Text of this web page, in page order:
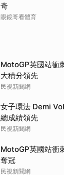
奇
眼鏡哥看體育
MotoGP英國站衝
大積分領先
民視新聞網
女子環法 Demi
總成績領先
民視新聞網
MotoGP英國站衝
奪冠
民視新聞網